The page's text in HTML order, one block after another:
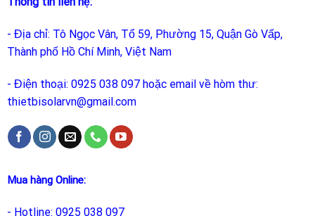
- Địa chỉ: Tô Ngọc Vân, Tổ 59, Phường 15, Quận Gò Vấp,
Thành phố Hồ Chí Minh, Việt Nam
- Điện thoại: 0925 038 097 hoặc email về hòm thư:
thietbisolarvn@gmail.com
Mua hàng Online:
- Hotline: 0925 038 097